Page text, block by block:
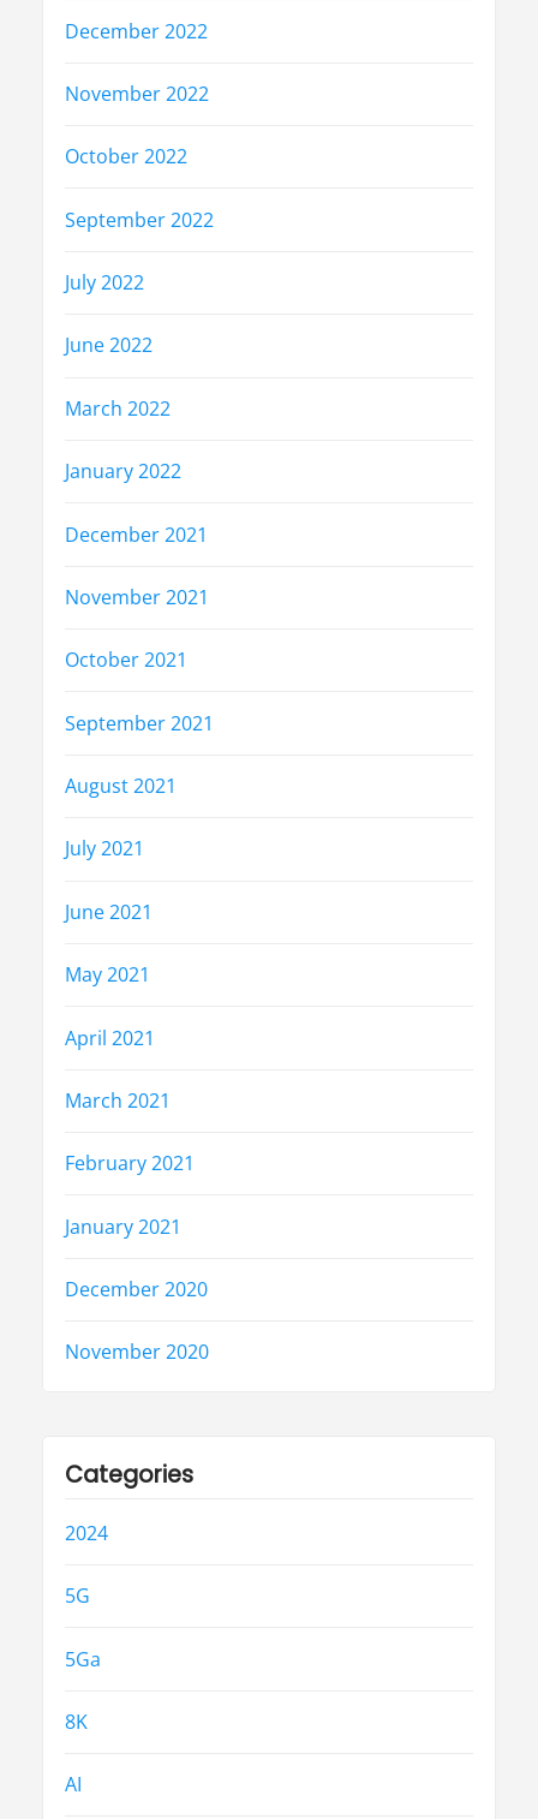
December 2022
November 2022
October 2022
September 2022
July 2022
June 2022
March 2022
January 2022
December 2021
November 2021
October 2021
September 2021
August 2021
July 2021
June 2021
May 2021
April 2021
March 2021
February 2021
January 2021
December 2020
November 2020
Categories
2024
5G
5Ga
8K
AI